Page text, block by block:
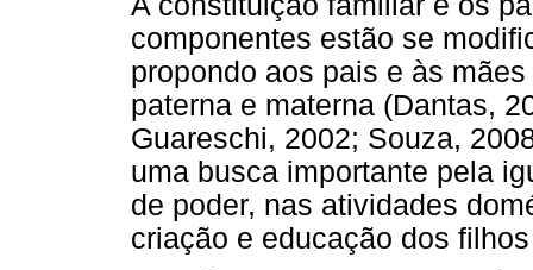
componentes estão se
propondo aos pais e às
paterna e materna (Dantas,
Guareschi, 2002; Souza,
uma busca importante pela
de poder, nas atividades
criação e educação dos